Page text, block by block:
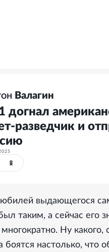
Валагин
догнал
разведчик и
выдающегося
таким, а сейчас его
Ну какого,
боятся настолько, что